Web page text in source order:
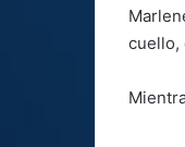
cuello,